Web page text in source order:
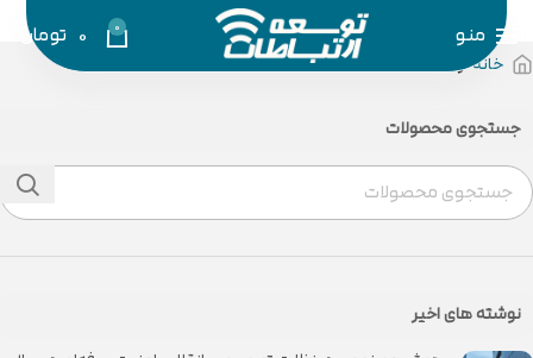
منو 0
0 تومان
خانه رک ها
جستجوی محصولات
نوشته های اخیر